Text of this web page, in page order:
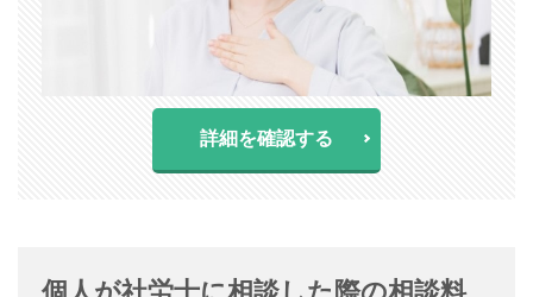
詳細を確認する
個人が社労士に相談した際の相談料